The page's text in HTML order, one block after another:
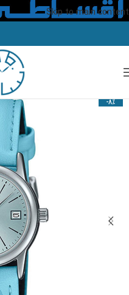
Skip to main content
-8%